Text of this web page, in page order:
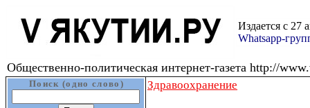
Издается с 27
Whatsapp-
Общественно-политическая интернет-газета http://
Поиск (одно слово) Здравоохранение